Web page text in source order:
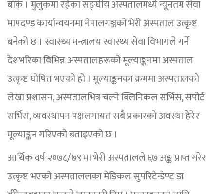
बाँके । मुलुकमा रहेका सङ्घीय अस्पतालमध्ये न्यूनतम सेवा
मापदण्ड कार्यान्वयनमा नेपालगञ्जको भेरी अस्पताल उत्कृष्ट
बनेको छ । स्वास्थ्य मन्त्रालय स्वास्थ्य सेवा विभागले गर्ने
देशभरिका विभिन्न अस्पतालहरूको मूल्याङ्कनमा अस्पताल
उत्कृष्ट घोषित भएको हो । मूल्याङ्कनका क्रममा अस्पतालको
लेखा प्रशासन, अस्पतालभित्र चल्ने क्लिनिकल सर्भिस, सपोर्ट
सर्भिस, व्यवस्थापन पक्षलगायत सबै प्रकारको अवस्था हेरेर
मूल्याङ्कन गरिएको बताइएको छ ।
आर्थिक वर्ष २०७८/७९ मा भेरी अस्पतालले ६७ अङ्क प्राप्त गरेर
उत्कृष्ट भएको अस्पताललका मेडिकल सुपरिटेन्डेण्ट डा